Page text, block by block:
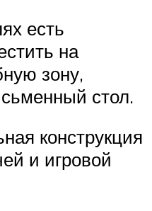
есть
на
зону,
стол.
конструкция
и игровой